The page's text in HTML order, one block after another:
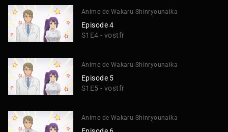
Anime de Wakaru Shinryounaika
Episode 4
S1E4 - vostfr
Anime de Wakaru Shinryounaika
Episode 5
S1E5 - vostfr
Anime de Wakaru Shinryounaika